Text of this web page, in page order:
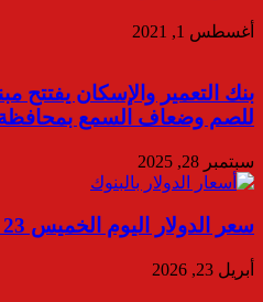
أغسطس 1, 2021
بنك التعمير والإسكان يفتتح
للصم وضعاف السمع بمحافظة
سبتمبر 28, 2025
سعر الدولار اليوم الخميس 23 أبريل 2026 في البنوك
أبريل 23, 2026